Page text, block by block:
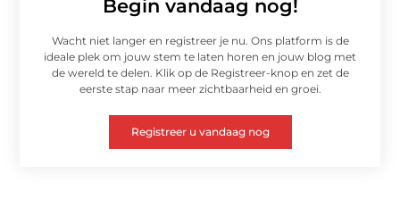
Begin vandaag nog!
Wacht niet langer en registreer je nu. Ons platform is de
ideale plek om jouw stem te laten horen en jouw blog met
de wereld te delen. Klik op de Registreer-knop en zet de
eerste stap naar meer zichtbaarheid en groei.
Registreer u vandaag nog